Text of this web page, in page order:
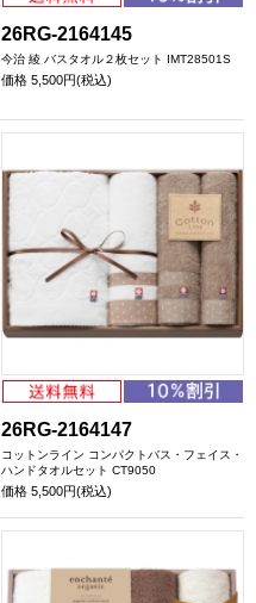
26RG-2164145
今治 綾 バスタオル２枚セット IMT28501S
価格 5,500円(税込)
26RG-2164147
コットンライン コンパクトバス・フェイス・
ハンドタオルセット CT9050
価格 5,500円(税込)